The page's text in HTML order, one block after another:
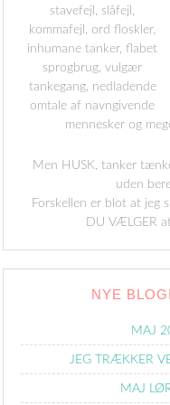
stavefejl, slåfejl,
kommafejl, ord floskler,
inhumane tanker, flabet
sprogbrug, vulgær
tankegang, nedladende
omtale af navngivende
mennesker og
Men HUSK, tanker
uden
Forskellen er blot at jeg
DU VÆLGER
NYE
MAJ
JEG TRÆKKER
MAJ